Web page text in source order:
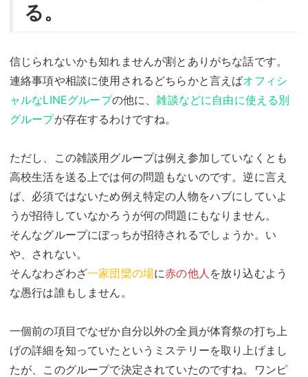
る。
信じられないかも知れませんが割とありがちな話です。
連絡事項や相談に使用されるどちらかと言えばオフィシ
ャルなLINEグループの他に、雑談などに自由に使える別
グループが存在するわけですね。
ただし、この雑談用グループは例え参加していなくとも
高校生活を送る上では何の問題もないのです。逆に言え
ば、必須ではないため例え特定の人物をハブにしていよ
うが招待していなかろうが何の問題にもなりません。
そんなグループにぼっちが招待されるでしょうか。い
や、されない。
そんなわざわざ一家団欒の場に赤の他人 を放り込むよう
な愚行は誰もしません。
一個前の項目でなぜか自分以外の全員が体育祭の打ち上
げの詳細を知っていたというミステリーを取り上げまし
たが、このグループで決定されていたのですね。ワンピ